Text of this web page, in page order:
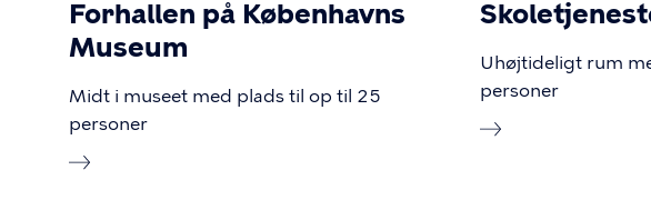
Forhallen på Københavns
Museum
Midt i museet med plads til op til 25
personer
Uhøjtideligt rum
personer